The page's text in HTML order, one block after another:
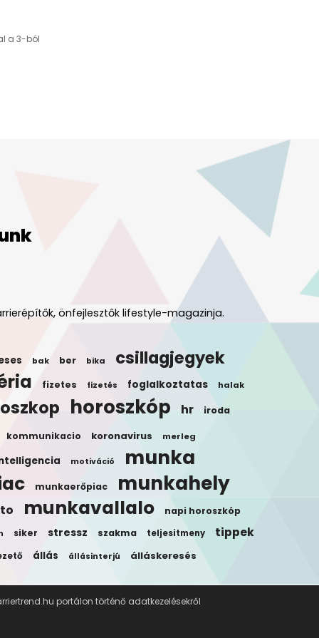
a 3-ból
önfejlesztők lifestyle-magazinja.
bak ber bika csillagjegyek
fizetes fizetés foglalkoztatas halak
horoszkóp hr iroda
kommunikacio koronavirus merleg
motiváció munka
munkaerőpiac munkahely
munkavallalo napi horoszkóp
siker stressz szakma teljesitmeny tippek
állás állásinterjú álláskeresés
karriertrend.hu portálon történő adatkezelésekről